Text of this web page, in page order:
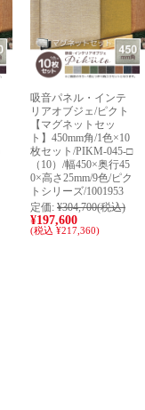
吸音パネル・インテ
リアオブジェ/ピクト
【マグネットセッ
ト】450mm角/1色×10
枚セット/PIKM-045-□
（10）/幅450×奥行45
0×高さ25mm/9色/ピク
トシリーズ/1001953
定価: ¥304,700(税込)
¥197,600
(税込 ¥217,360)